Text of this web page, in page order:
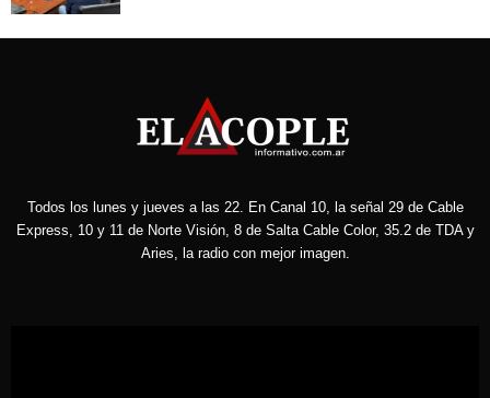
Todos los lunes y jueves a las 22. En Canal 10, la señal 29 de Cable
Express, 10 y 11 de Norte Visión, 8 de Salta Cable Color, 35.2 de TDA y
Aries, la radio con mejor imagen.